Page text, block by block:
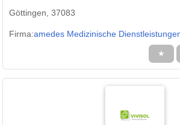
Göttingen, 37083
Firma:amedes Medizinische
★